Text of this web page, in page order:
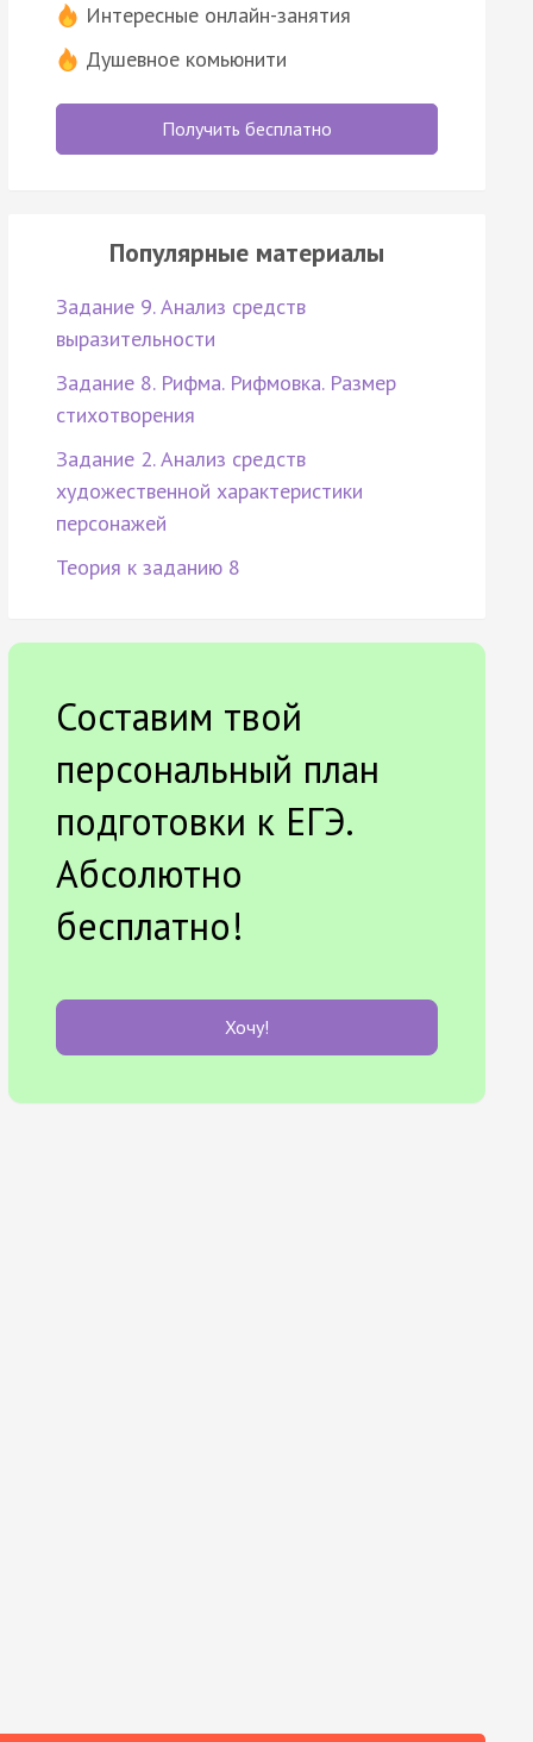
Интересные онлайн-занятия
Душевное комьюнити
Получить бесплатно
Популярные материалы
Задание 9. Анализ средств
выразительности
Задание 8. Рифма. Рифмовка. Размер
стихотворения
Задание 2. Анализ средств
художественной характеристики
персонажей
Теория к заданию 8
Составим твой
персональный план
подготовки к ЕГЭ.
Абсолютно
бесплатно!
Хочу!